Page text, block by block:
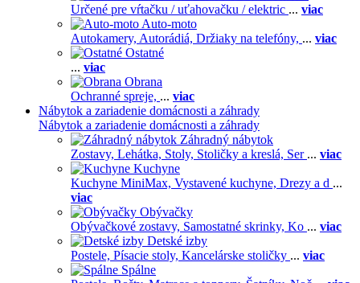
Určené pre vŕtačku / uťahovačku / elektric ... viac
Auto-moto
Autokamery, Autorádiá, Držiaky na telefóny, ... viac
Ostatné
... viac
Obrana
Ochranné spreje, ... viac
Nábytok a zariadenie domácnosti a záhrady
Nábytok a zariadenie domácnosti a záhrady
Záhradný nábytok
Zostavy, Lehátka, Stoly, Stoličky a kreslá, Ser ... viac
Kuchyne
Kuchyne MiniMax, Vystavené kuchyne, Drezy a d ...
viac
Obývačky
Obývačkové zostavy, Samostatné skrinky, Ko ... viac
Detské izby
Postele, Písacie stoly, Kancelárske stoličky ... viac
Spálne